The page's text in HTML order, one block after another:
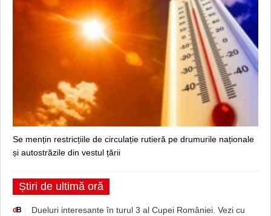
Se mențin restricțiile de circulație rutieră pe drumurile naționale
și autostrăzile din vestul țării
Știri de ultimă oră
dB
Dueluri interesante în turul 3 al Cupei României. Vezi cu